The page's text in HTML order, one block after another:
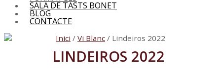
SALA DE TASTS BONET
BLOG
CONTACTE
Inici / Vi Blanc / Lindeiros 2022
LINDEIROS 2022